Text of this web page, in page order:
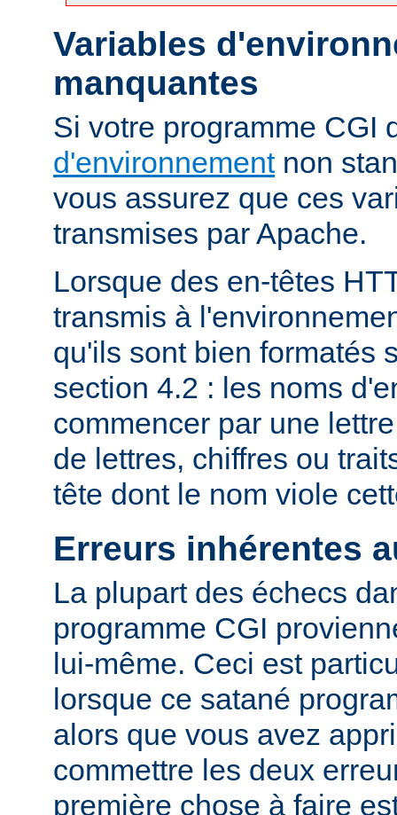
Variables
manquantes
Si votre programme CGI
d'environnementnon
vous assurez que ces
transmises par Apache.
Lorsque des en-têtes
transmis à
qu'ils sont bien formatés
section 4.2 : les noms
commencer par une
de lettres, chiffres ou
tête dont le nom viole
Erreurs inhérentes
La plupart des échecs
programme CGI
lui-même. Ceci est
lorsque ce satané
alors que vous avez
commettre les deux
première chose à faire